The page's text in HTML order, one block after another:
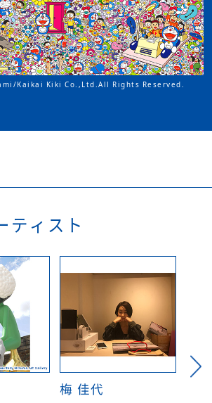
Kaikai Kiki Co.,Ltd.All Rights Reserved.
ティスト
梅 佳代